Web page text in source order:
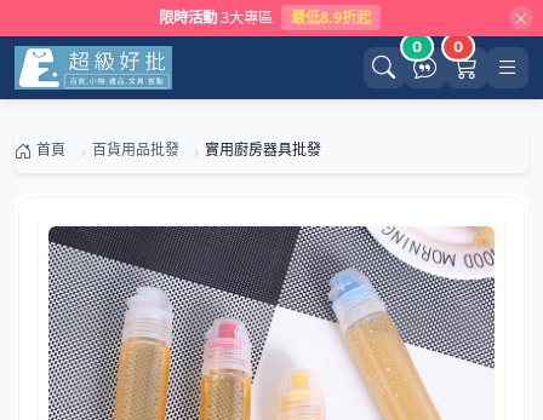
限時活動 3大專區 最低8.9折起
0 0
首頁 百貨用品批發 實用廚房器具批發